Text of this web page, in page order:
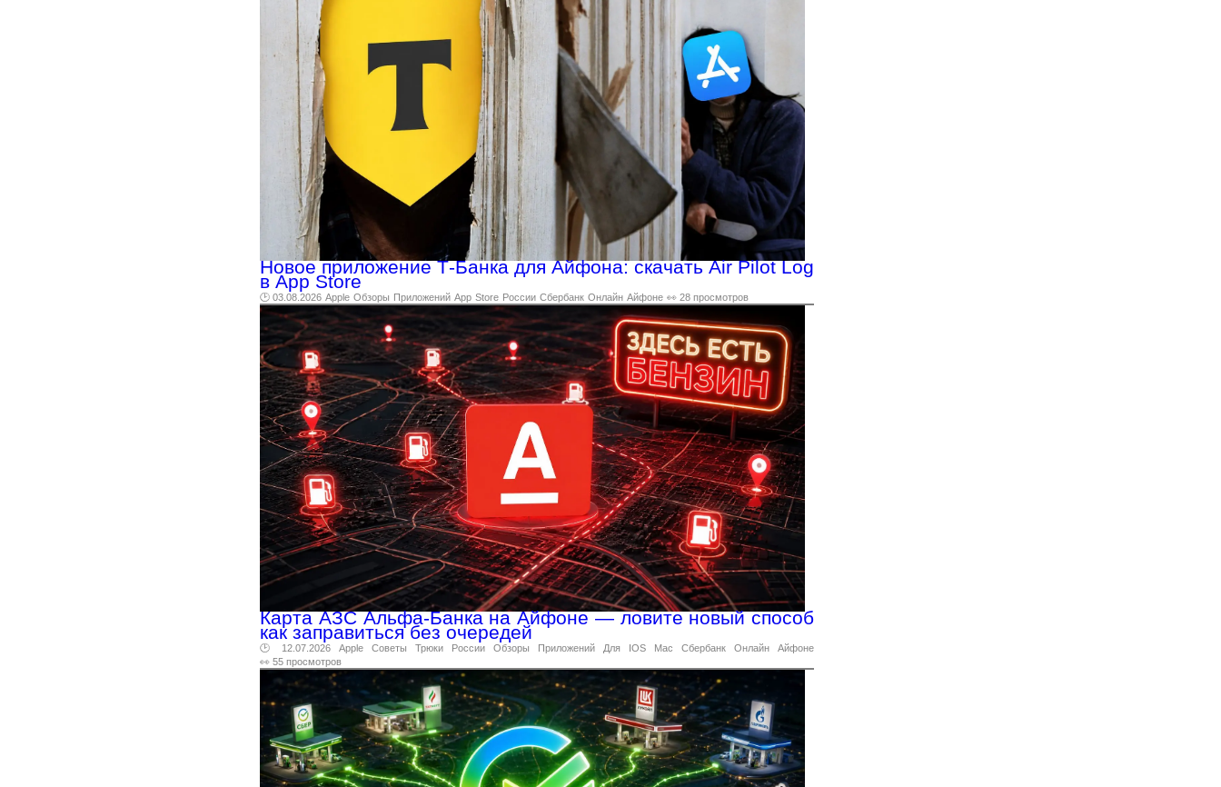
Новое приложение Т-Банка для Айфона: скачать Air Pilot Log
в App Store
🕑 03.08.2026 Apple Обзоры Приложений App Store России Сбербанк Онлайн Айфоне 👀 28 просмотров
Карта АЗС Альфа-Банка на Айфоне — ловите новый способ
как заправиться без очередей
🕑 12.07.2026 Apple Советы Трюки России Обзоры Приложений Для IOS Mac Сбербанк Онлайн
Айфоне
👀 55 просмотров